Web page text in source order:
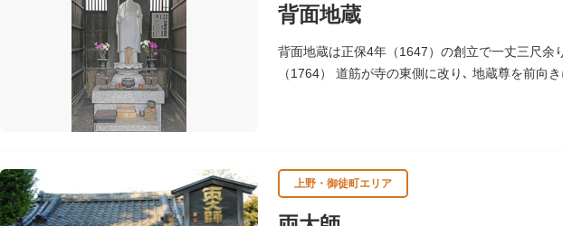
背面地蔵
背面地蔵は正保4年（1647）の創立で一丈三尺余
（1764） 道筋が寺の東側に改り､ 地蔵尊を前向
上野・御徒町エリア